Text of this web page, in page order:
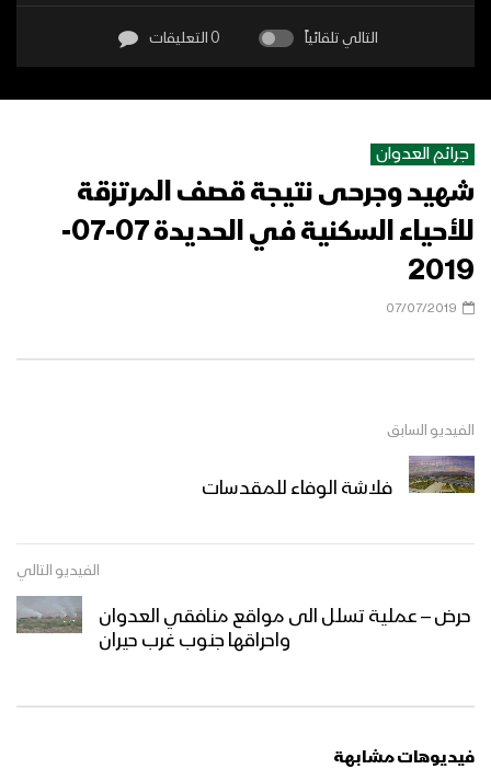
التالي تلقائياً 0 التعليقات
جرائم العدوان
شهيد وجرحى نتيجة قصف المرتزقة
للأحياء السكنية في الحديدة 07-07-
2019
07/07/2019
الفيديو السابق
فلاشة الوفاء للمقدسات
الفيديو التالي
حرض – عملية تسلل الى مواقع منافقي العدوان
واحراقها جنوب غرب حيران
فيديوهات مشابهة